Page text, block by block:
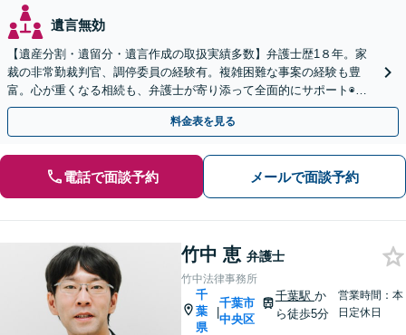
遺言無効
【遺産分割・遺留分・遺言作成の取扱実績多数】弁護士歴1８年。家
裁の非常勤裁判官、調停委員の経験有。複雑困難な事案の経験も豊
富。心が重くなる相続も、弁護士が寄り添って全面的にサポート◉オ
ンライン相談可◉ 【千葉駅徒歩13分】
料金表を見る
電話で面談予約 メールで面談予約
竹中 恵 弁護士
竹中法律事務所
千
葉
県
|
千葉市
中央区
千葉駅 か
ら徒歩5分
営業時間：本
日定休日